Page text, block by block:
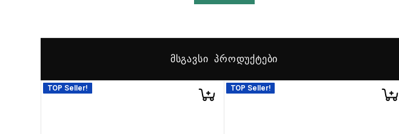
ᲛᲡᲒᲐᲕᲡᲘ ᲞᲠᲝᲓᲣᲥᲢᲔᲑᲘ
TOP Seller! TOP Seller!